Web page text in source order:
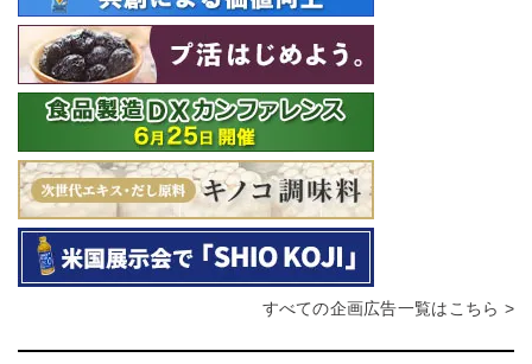
すべての企画広告一覧はこちら >